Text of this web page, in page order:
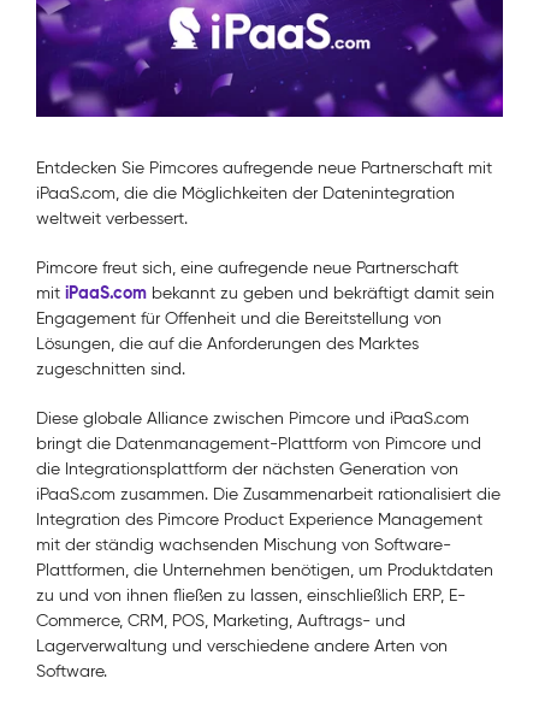
Entdecken Sie Pimcores aufregende neue Partnerschaft mit
iPaaS.com, die die Möglichkeiten der Datenintegration
weltweit verbessert.
Pimcore freut sich, eine aufregende neue Partnerschaft
mit iPaaS.com bekannt zu geben und bekräftigt damit sein
Engagement für Offenheit und die Bereitstellung von
Lösungen, die auf die Anforderungen des Marktes
zugeschnitten sind.
Diese globale Alliance zwischen Pimcore und iPaaS.com
bringt die Datenmanagement-Plattform von Pimcore und
die Integrationsplattform der nächsten Generation von
iPaaS.com zusammen. Die Zusammenarbeit rationalisiert die
Integration des Pimcore Product Experience Management
mit der ständig wachsenden Mischung von Software-
Plattformen, die Unternehmen benötigen, um Produktdaten
zu und von ihnen fließen zu lassen, einschließlich ERP, E-
Commerce, CRM, POS, Marketing, Auftrags- und
Lagerverwaltung und verschiedene andere Arten von
Software.